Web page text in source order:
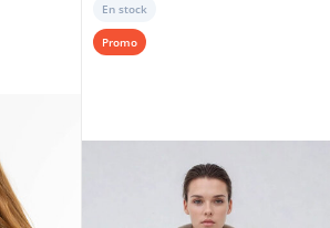
En stock
Promo